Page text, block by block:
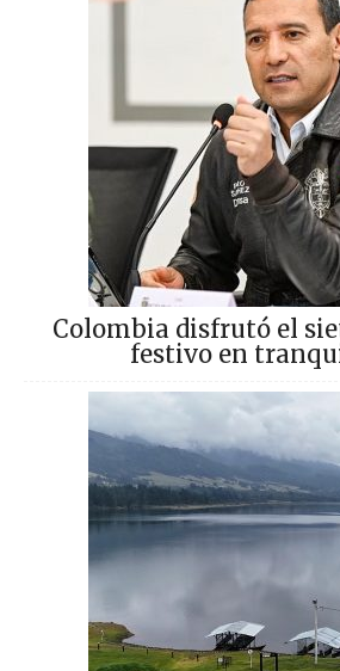
Colombia disfrutó el
festivo en